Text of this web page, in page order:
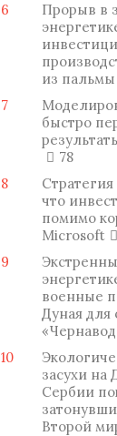
6
Прорыв в
из пальмы
7
быстро
78
8
что
помимо
Microsoft
9
военные
Дуная для
10
засухи на
Сербии
Второй